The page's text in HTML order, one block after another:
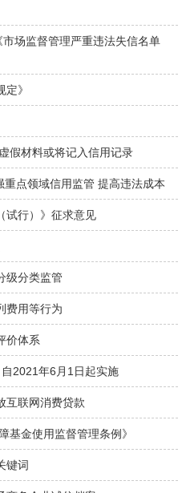
场监督管理严重违法失信名单
》
假材料或将记入信用记录
点领域信用监管 提高违法成本
试行）》征求意见
级分类监管
费用等行为
价体系
2021年6月1日起实施
互联网消费贷款
基金使用监督管理条例》
键词